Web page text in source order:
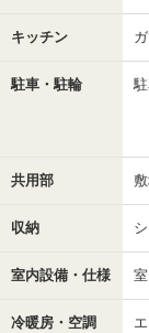
キッチン
駐車・駐輪
共用部
収納
室内設備・仕様
冷暖房・空調